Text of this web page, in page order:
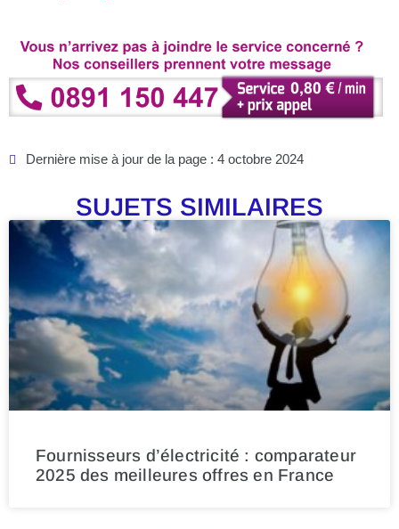
Dernière mise à jour de la page : 4 octobre 2024
SUJETS SIMILAIRES
Fournisseurs d’électricité : comparateur
2025 des meilleures offres en France